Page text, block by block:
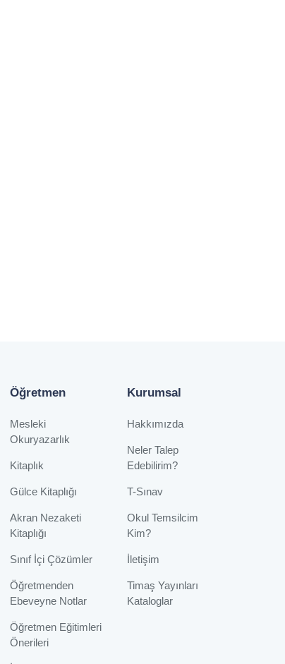
Öğretmen
Mesleki
Okuryazarlık
Kitaplık
Gülce Kitaplığı
Akran Nezaketi
Kitaplığı
Sınıf İçi Çözümler
Öğretmenden
Ebeveyne Notlar
Öğretmen Eğitimleri
Önerileri
Kurumsal
Hakkımızda
Neler Talep
Edebilirim?
T-Sınav
Okul Temsilcim
Kim?
İletişim
Timaş Yayınları
Kataloglar